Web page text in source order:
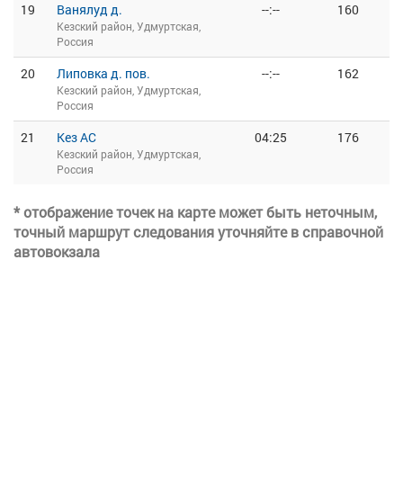
19 Ванялуд д.
Кезский район, Удмуртская,
Россия
--:-- 160
20 Липовка д. пов.
Кезский район, Удмуртская,
Россия
--:-- 162
21 Кез АС
Кезский район, Удмуртская,
Россия
04:25 176
* отображение точек на карте может быть неточным,
точный маршрут следования уточняйте в справочной
автовокзала